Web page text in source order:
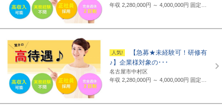
年収 2,280,000円 ～ 4,000,000円 固定給制 月給16万円～25万円（諸手当含まず）＋報奨金＋賞与年2回 ※地域・能力により異なります。 ◆正職員の平均給与例 434,000円(2019年度実績) ※上記には賞与は含まれていません。 ◆支給例 月給20万円～／東京・神奈川・千葉・埼玉の支社 月給19万円～／愛知・三重・京都・大阪の支社 月給18万円～／山梨・岐阜・静岡・滋賀・兵庫・広島・福岡の支社 ※一部支社により異なる ※入社前に行なわれる研修の受講手当は日給3500円～4000円（地域により異なる） ◆通勤交通費 月額3万5千円まで全額支給(超過部分は2万円まで半額支給)
【急募★未経験可！研修有
♪】企業様対象の･･･
名古屋市中村区
年収 2,280,000円 ～ 4,000,000円 固定給制 月給16万円～25万円（諸手当含まず）＋報奨金＋賞与年2回 ※地域・能力により異なります。 ◆正職員の平均給与例 平均給与：434,000円(2019年度実績) ※上記には賞与は含まれていません。 ◆支給例 月給20万円～／東京・神奈川・千葉・埼玉の支社 月給19万円～／愛知・三重・京都・大阪の支社 月給18万円～／山梨・岐阜・静岡・滋賀・兵庫・広島・福岡の支社 ※一部支社により異なる ※入社前に行なわれる研修の受講手当は日給3500円～4000円（地域により異なる） ◆通勤交通費 月額3万5千円まで全額支給(超過部分は2万円まで半額支給)